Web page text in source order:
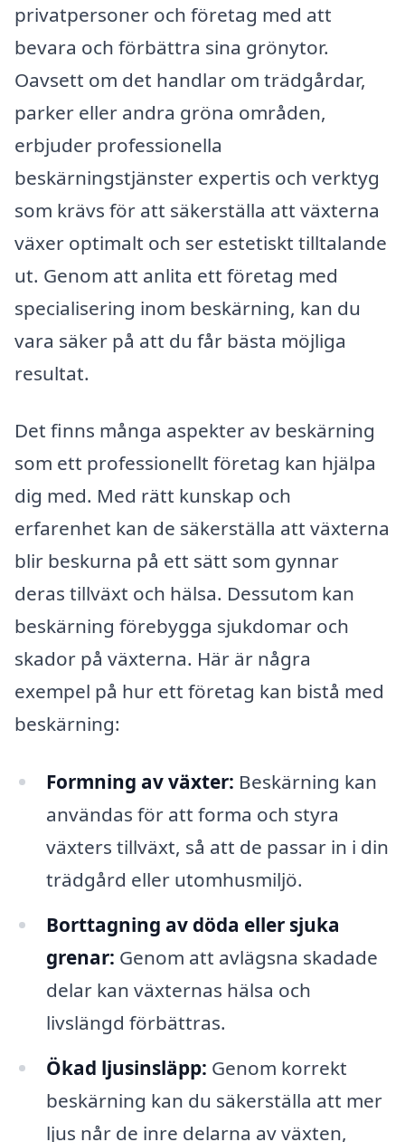
privatpersoner och företag med att
bevara och förbättra sina grönytor.
Oavsett om det handlar om trädgårdar,
parker eller andra gröna områden,
erbjuder professionella
beskärningstjänster expertis och verktyg
som krävs för att säkerställa att växterna
växer optimalt och ser estetiskt tilltalande
ut. Genom att anlita ett företag med
specialisering inom beskärning, kan du
vara säker på att du får bästa möjliga
resultat.
Det finns många aspekter av beskärning
som ett professionellt företag kan hjälpa
dig med. Med rätt kunskap och
erfarenhet kan de säkerställa att växterna
blir beskurna på ett sätt som gynnar
deras tillväxt och hälsa. Dessutom kan
beskärning förebygga sjukdomar och
skador på växterna. Här är några
exempel på hur ett företag kan bistå med
beskärning:
Formning av växter: Beskärning kan
användas för att forma och styra
växters tillväxt, så att de passar in i din
trädgård eller utomhusmiljö.
Borttagning av döda eller sjuka
grenar: Genom att avlägsna skadade
delar kan växternas hälsa och
livslängd förbättras.
Ökad ljusinsläpp: Genom korrekt
beskärning kan du säkerställa att mer
ljus når de inre delarna av växten,